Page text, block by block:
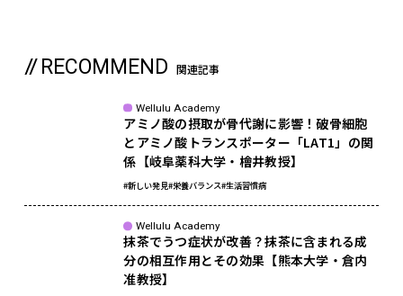
RECOMMEND 関連記事
Wellulu Academy
アミノ酸の摂取が骨代謝に影響！破骨細胞
とアミノ酸トランスポーター「LAT1」の関
係【岐阜薬科大学・檜井教授】
#新しい発見#栄養バランス#生活習慣病
Wellulu Academy
抹茶でうつ症状が改善？抹茶に含まれる成
分の相互作用とその効果【熊本大学・倉内
准教授】